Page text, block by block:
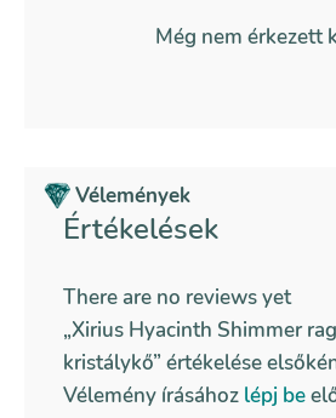
Még nem érkezett
Vélemények
Értékelések
There are no reviews yet
„Xirius Hyacinth Shimmer
kristálykő” értékelése
Vélemény írásához lépj be